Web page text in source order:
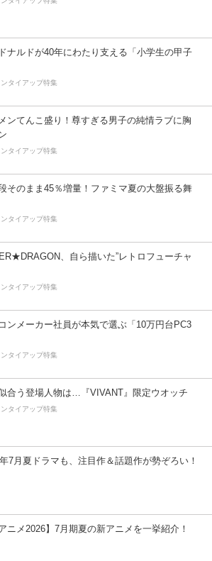
ナルドが40年にわたり支える「小学生の甲子
タイアップ特集
ンてんこ盛り！尊すぎる男子の純情ラブに胸
タイアップ特集
そのまま45％増量！ファミマ夏の大盤振る舞
タイアップ特集
、自ら描いた”レトロフューチャ
タイアップ特集
ンメーカー社員が本気で選ぶ「10万円台PC3
タイアップ特集
合う登場人物は…『VIVANT』限定ウオッチ
タイアップ特集
7月夏ドラマも、注目作＆話題作が勢ぞろい！
アニメ2026】7月期夏の新アニメを一挙紹介！